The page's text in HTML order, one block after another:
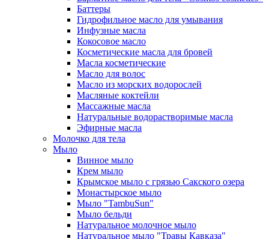
Баттеры
Гидрофильное масло для умывания
Инфузные масла
Кокосовое масло
Косметические масла для бровей
Масла косметические
Масло для волос
Масло из морских водорослей
Масляные коктейли
Массажные масла
Натуральные водорастворимые масла
Эфирные масла
Молочко для тела
Мыло
Винное мыло
Крем мыло
Крымское мыло с грязью Сакского озера
Монастырское мыло
Мыло "TambuSun"
Мыло бельди
Натуральное молочное мыло
Натуральное мыло "Травы Кавказа"